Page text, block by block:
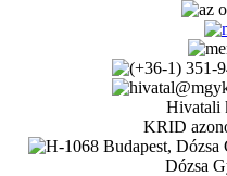
Hivatali
KRID
Dózsa